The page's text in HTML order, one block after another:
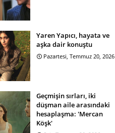
Yaren Yapıcı, hayata ve
aşka dair konuştu
Pazartesi, Temmuz 20, 2026
Geçmişin sırları, iki
düşman aile arasındaki
hesaplaşma: 'Mercan
Köşk'